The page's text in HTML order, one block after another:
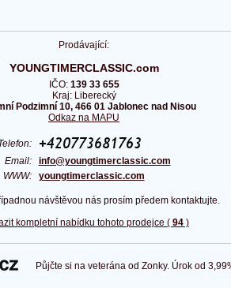
Prodávající:
YOUNGTIMERCLASSIC.com
IČO: 139 33 655
Kraj: Liberecký
Podzimní 10, 466 01 Jablonec nad Nisou
Odkaz na MAPU
Email: info@youngtimerclassic.com
WWW: youngtimerclassic.com
návštěvou nás prosím předem kontaktujte.
kompletní nabídku tohoto prodejce ( 94 )
Půjčte si na veterána od Zonky. Úrok od